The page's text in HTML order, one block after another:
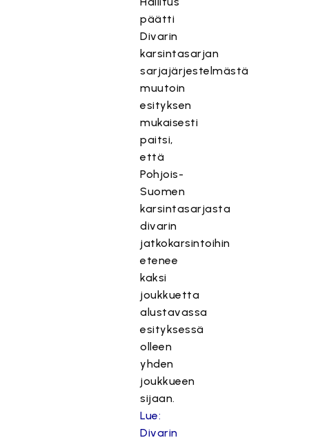
päätti
Divarin
karsintasarjan
sarjajärjestelmästä
muutoin
esityksen
mukaisesti
paitsi,
että
Pohjois-
Suomen
karsintasarjasta
divarin
jatkokarsintoihin
etenee
kaksi
joukkuetta
alustavassa
esityksessä
olleen
yhden
joukkueen
sijaan.
Lue:
Divarin